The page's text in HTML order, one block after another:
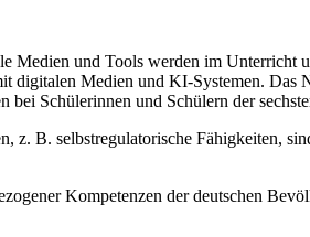
und Tools werden im Unterricht
Medien und KI-Systemen.
Schülerinnen und Schülern der
z. B. selbstregulatorische Fähigkeiten,
Kompetenzen der deutschen